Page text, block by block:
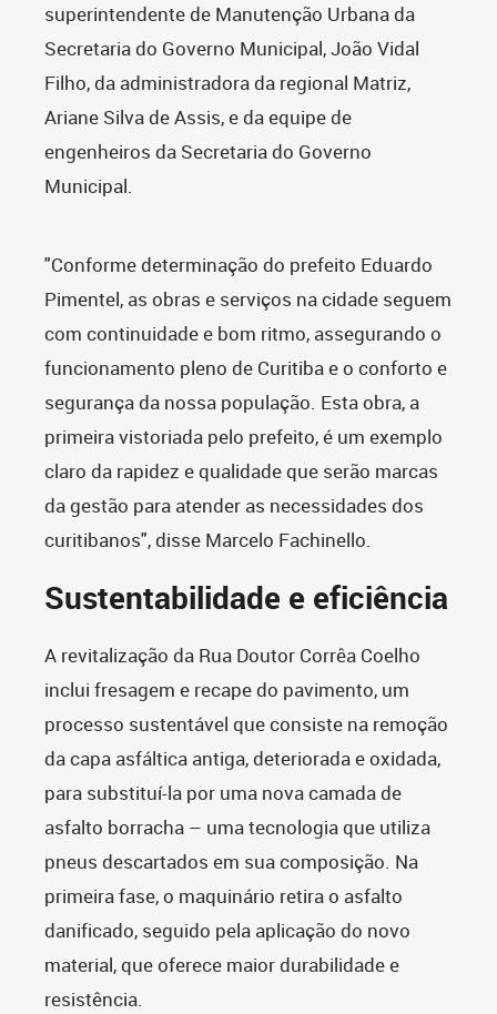
superintendente de Manutenção Urbana da
Secretaria do Governo Municipal, João Vidal
Filho, da administradora da regional Matriz,
Ariane Silva de Assis, e da equipe de
engenheiros da Secretaria do Governo
Municipal.
"Conforme determinação do prefeito Eduardo
Pimentel, as obras e serviços na cidade seguem
com continuidade e bom ritmo, assegurando o
funcionamento pleno de Curitiba e o conforto e
segurança da nossa população. Esta obra, a
primeira vistoriada pelo prefeito, é um exemplo
claro da rapidez e qualidade que serão marcas
da gestão para atender as necessidades dos
curitibanos", disse Marcelo Fachinello.
Sustentabilidade e eficiência
A revitalização da Rua Doutor Corrêa Coelho
inclui fresagem e recape do pavimento, um
processo sustentável que consiste na remoção
da capa asfáltica antiga, deteriorada e oxidada,
para substituí-la por uma nova camada de
asfalto borracha – uma tecnologia que utiliza
pneus descartados em sua composição. Na
primeira fase, o maquinário retira o asfalto
danificado, seguido pela aplicação do novo
material, que oferece maior durabilidade e
resistência.